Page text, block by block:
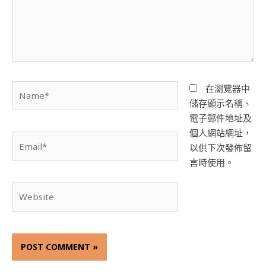
在瀏覽器中
儲存顯示名稱、
電子郵件地址及
個人網站網址，
以供下次發佈留
言時使用。